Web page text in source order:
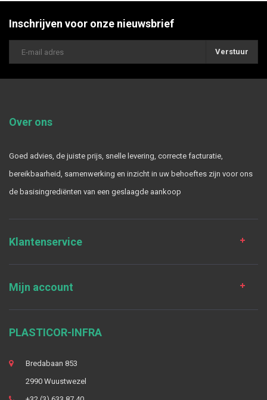
Inschrijven voor onze nieuwsbrief
Verstuur
Over ons
Goed advies, de juiste prijs, snelle levering, correcte facturatie,
bereikbaarheid, samenwerking en inzicht in uw behoeftes zijn voor ons
de basisingrediënten van een geslaagde aankoop
Klantenservice
Mijn account
PLASTICOR-INFRA
Bredabaan 853
2990 Wuustwezel